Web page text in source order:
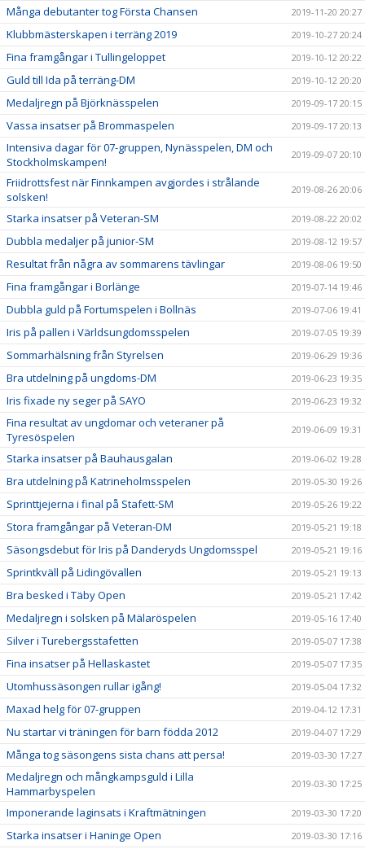
Många debutanter tog Första Chansen 2019-11-20 20:27
Klubbmästerskapen i terräng 2019 2019-10-27 20:24
Fina framgångar i Tullingeloppet 2019-10-12 20:22
Guld till Ida på terräng-DM 2019-10-12 20:20
Medaljregn på Björknässpelen 2019-09-17 20:15
Vassa insatser på Brommaspelen 2019-09-17 20:13
Intensiva dagar för 07-gruppen, Nynässpelen, DM och
Stockholmskampen!
2019-09-07 20:10
Friidrottsfest när Finnkampen avgjordes i strålande
solsken!
2019-08-26 20:06
Starka insatser på Veteran-SM 2019-08-22 20:02
Dubbla medaljer på junior-SM 2019-08-12 19:57
Resultat från några av sommarens tävlingar 2019-08-06 19:50
Fina framgångar i Borlänge 2019-07-14 19:46
Dubbla guld på Fortumspelen i Bollnäs 2019-07-06 19:41
Iris på pallen i Världsungdomsspelen 2019-07-05 19:39
Sommarhälsning från Styrelsen 2019-06-29 19:36
Bra utdelning på ungdoms-DM 2019-06-23 19:35
Iris fixade ny seger på SAYO 2019-06-23 19:32
Fina resultat av ungdomar och veteraner på
Tyresöspelen
2019-06-09 19:31
Starka insatser på Bauhausgalan 2019-06-02 19:28
Bra utdelning på Katrineholmsspelen 2019-05-30 19:26
Sprinttjejerna i final på Stafett-SM 2019-05-26 19:22
Stora framgångar på Veteran-DM 2019-05-21 19:18
Säsongsdebut för Iris på Danderyds Ungdomsspel 2019-05-21 19:16
Sprintkväll på Lidingövallen 2019-05-21 19:13
Bra besked i Täby Open 2019-05-21 17:42
Medaljregn i solsken på Mälaröspelen 2019-05-16 17:40
Silver i Turebergsstafetten 2019-05-07 17:38
Fina insatser på Hellaskastet 2019-05-07 17:35
Utomhussäsongen rullar igång! 2019-05-04 17:32
Maxad helg för 07-gruppen 2019-04-12 17:31
Nu startar vi träningen för barn födda 2012 2019-04-07 17:29
Många tog säsongens sista chans att persa! 2019-03-30 17:27
Medaljregn och mångkampsguld i Lilla
Hammarbyspelen
2019-03-30 17:25
Imponerande laginsats i Kraftmätningen 2019-03-30 17:20
Starka insatser i Haninge Open 2019-03-30 17:16